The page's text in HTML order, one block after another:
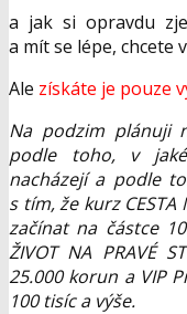
a jak si opravdu
a mít se lépe, chcete
Ale získáte je pouze
Na podzim plánuji
podle toho, v jak
nacházejí a podle
s tím,že kurz CESTA
začínat na částce
ŽIVOT NA PRAVÉ
25.000 korun a VIP
100 tisíc a výše.